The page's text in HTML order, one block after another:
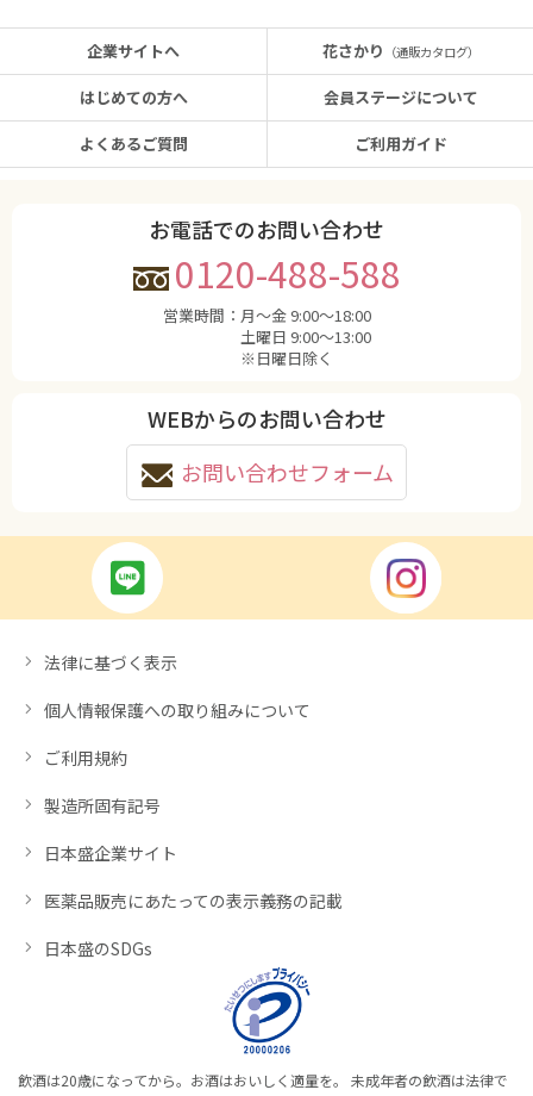
企業サイトへ
はじめての方へ
よくあるご質問
花さかり （通販カタログ）
会員ステージについて
ご利用ガイド
お電話でのお問い合わせ
0120-488-588
営業時間： 月〜金 9:00〜18:00
土曜日 9:00〜13:00
※日曜日除く
WEBからのお問い合わせ
お問い合わせフォーム
法律に基づく表示
個人情報保護への取り組みについて
ご利用規約
製造所固有記号
日本盛企業サイト
医薬品販売にあたっての表示義務の記載
日本盛のSDGs
飲酒は20歳になってから。お酒はおいしく適量を。 未成年者の飲酒は法律で